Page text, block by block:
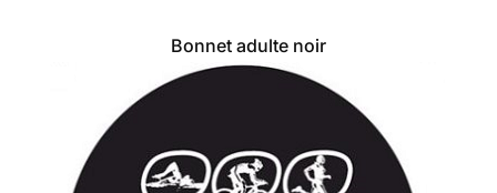
Bonnet adulte noir